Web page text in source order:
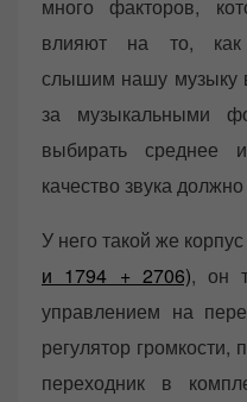
много факторов,
влияют на то,
слышим нашу музыку
за музыкальными
выбирать среднее
качество звука
У него такой же корпус
и 1794 + 2706), он
управлением на
регулятор
переходник в